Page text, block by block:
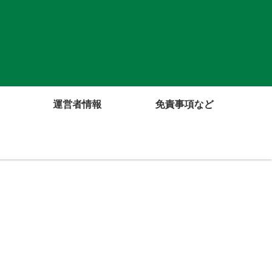
運営者情報 免責事項など